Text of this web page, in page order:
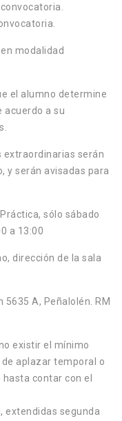
modalidad
el alumno determine
acuerdo a su
extraordinarias serán
y serán avisadas para
Práctica, sólo sábado
a 13:00
dirección de la sala
5635 A, Peñalolén. RM
existir el mínimo
de aplazar temporal o
contar con el
extendidas segunda